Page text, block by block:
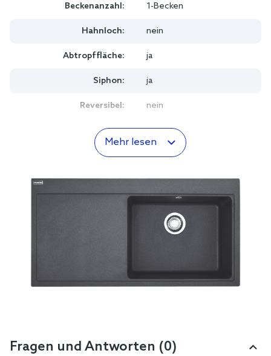
Beckenanzahl: 1-Becken
Hahnloch: nein
Abtropffläche: ja
Siphon: ja
Reversibel: nein
Mehr lesen
Fragen und Antworten (0)